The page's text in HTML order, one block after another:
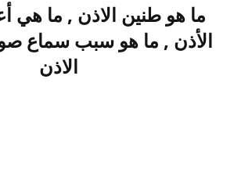
ما هو طنين الاذن , ما هي
الأذن , ما هو سبب سماع
الاذن​